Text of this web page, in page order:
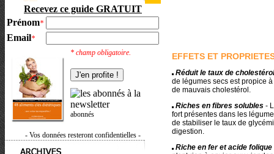
Recevez ce guide GRATUIT
Prénom*
Email*
* champ obligatoire.
abonnés
- Vos données resteront confidentielles -
EFFETS ET
Réduit le taux de
de légumes secs est propice
de mauvais cholestérol.
Riches en fibres solubles -
fort présentes dans les
de stabiliser le taux de
digestion.
Riche en fer et acide folique